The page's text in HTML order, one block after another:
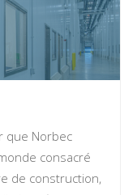
que Norbec
consacré
de construction,